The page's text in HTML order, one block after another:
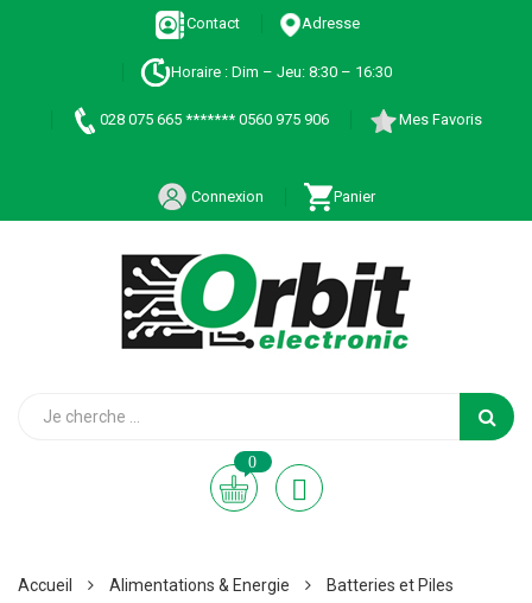
Contact Adresse
Horaire : Dim – Jeu: 8:30 – 16:30
028 075 665 ******* 0560 975 906 Mes Favoris
Connexion Panier
0
Accueil Alimentations & Energie
Batteries et Piles